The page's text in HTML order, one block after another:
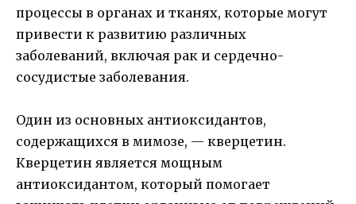
процессы в органах и тканях, которые могут
привести к развитию различных
заболеваний, включая рак и сердечно-
сосудистые заболевания.
Один из основных антиоксидантов,
содержащихся в мимозе, — кверцетин.
Кверцетин является мощным
антиоксидантом, который помогает